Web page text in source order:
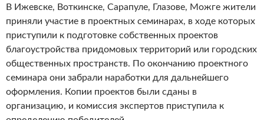
В Ижевске, Воткинске, Сарапуле, Глазове, Можге жители
приняли участие в проектных семинарах, в ходе которых
приступили к подготовке собственных проектов
благоустройства придомовых территорий или городских
общественных пространств. По окончанию проектного
семинара они забрали наработки для дальнейшего
оформления. Копии проектов были сданы в
организацию, и комиссия экспертов приступила к